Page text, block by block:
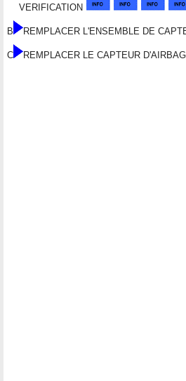
VERIFICATION
B REMPLACER L'ENSEMBLE DE
C REMPLACER LE CAPTEUR